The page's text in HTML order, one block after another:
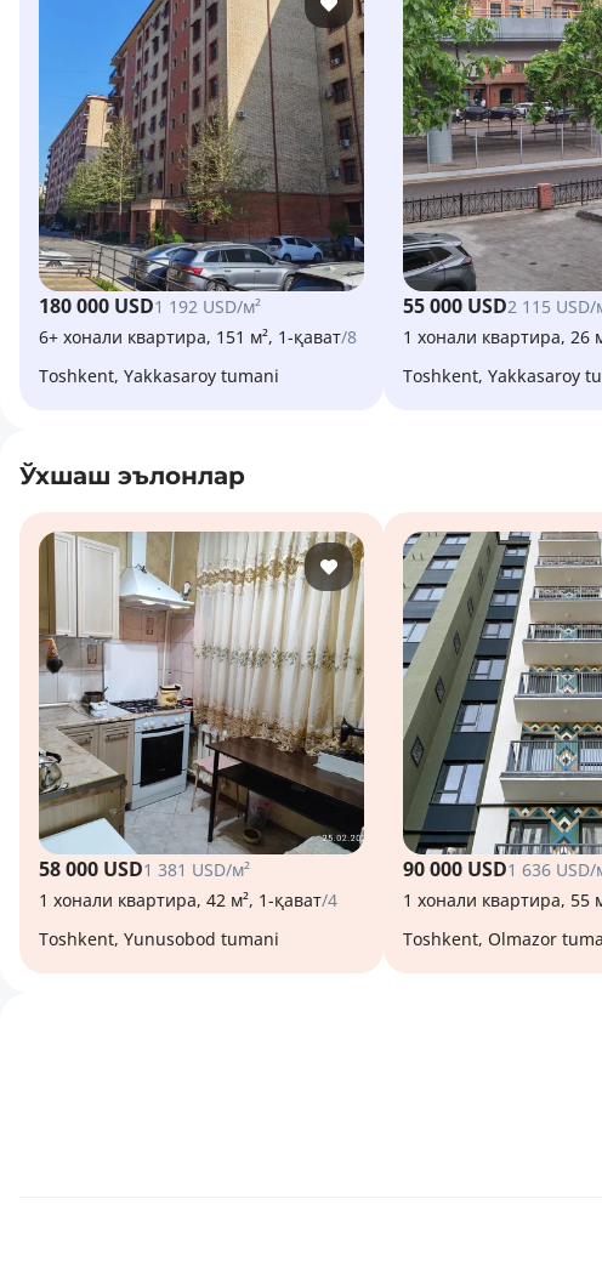
180 000 USD1 192 USD/м²
6+ хонали квартира, 151 м², 1-қават/8
Toshkent, Yakkasaroy tumani
55 000 USD2 115 USD/
1 хонали квартира, 26
Toshkent, Yakkasaroy
Ўхшаш эълонлар
58 000 USD1 381 USD/м²
1 хонали квартира, 42 м², 1-қават/4
Toshkent, Yunusobod tumani
90 000 USD1 636 USD/
1 хонали квартира, 55
Toshkent, Olmazor